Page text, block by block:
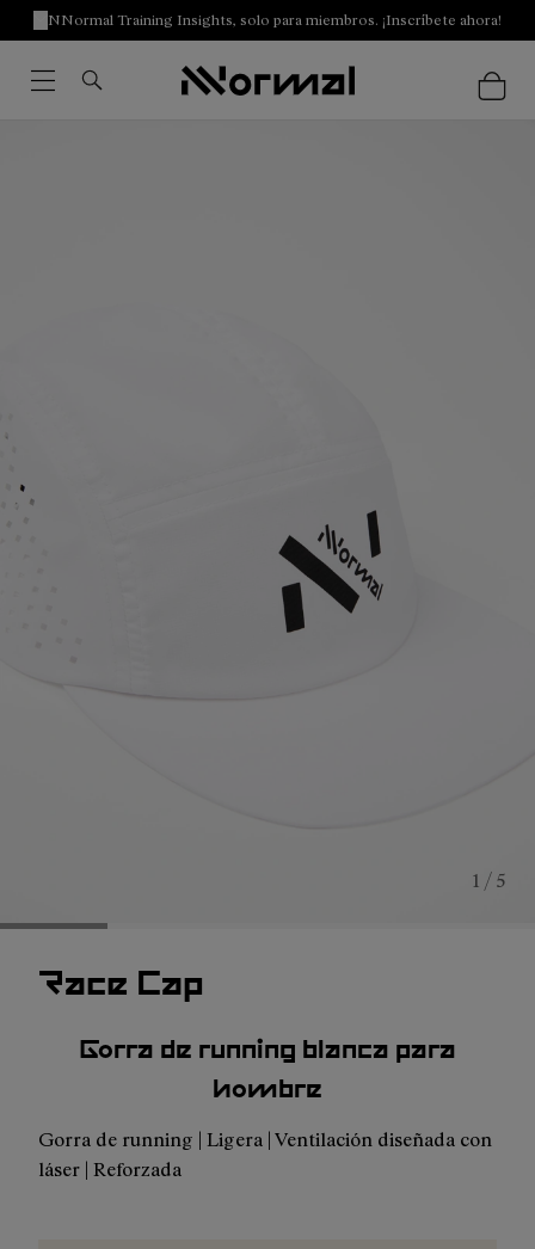
NNormal Training Insights, solo para miembros. ¡Inscríbete ahora!
1 / 5
Race Cap
Gorra de running blanca para
hombre
Gorra de running | Ligera | Ventilación diseñada con
láser | Reforzada